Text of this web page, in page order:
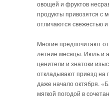
овощей и фруктов
продукты привозятся с
отличаются свежестью
Многие предпочитают
летние месяцы. Июль и
ценители и знатоки
откладывают приезд на
даже начало октября.
мягкой погодой в